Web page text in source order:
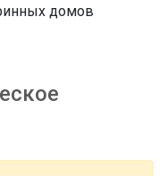
домов